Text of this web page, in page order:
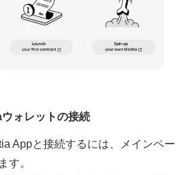
ォレットの接続
Appと接続するには、メインペー
す。